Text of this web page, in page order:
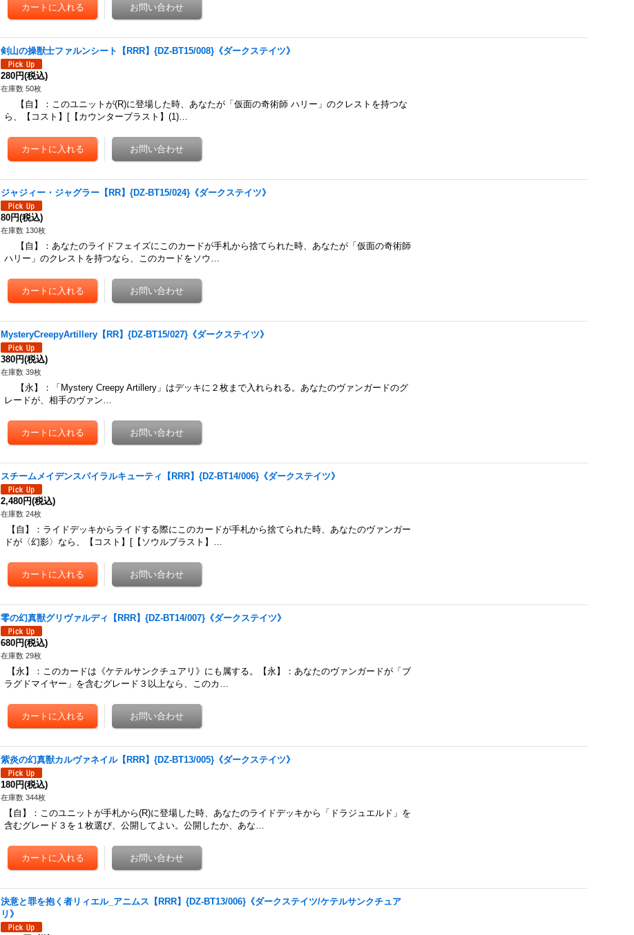
剣山の操獣士ファルンシート【RRR】{DZ-BT15/008}《ダークステイツ》
280円(税込)
在庫数 50枚
【自】：このユニットが(R)に登場した時、あなたが「仮面の奇術師 ハリー」のクレストを持つな
ら、【コスト】[【カウンターブラスト】(1)…
ジャジィー・ジャグラー【RR】{DZ-BT15/024}《ダークステイツ》
80円(税込)
在庫数 130枚
【自】：あなたのライドフェイズにこのカードが手札から捨てられた時、あなたが「仮面の奇術師
ハリー」のクレストを持つなら、このカードをソウ…
MysteryCreepyArtillery【RR】{DZ-BT15/027}《ダークステイツ》
380円(税込)
在庫数 39枚
【永】：「Mystery Creepy Artillery」はデッキに２枚まで入れられる。あなたのヴァンガードのグ
レードが、相手のヴァン…
スチームメイデンスパイラルキューティ【RRR】{DZ-BT14/006}《ダークステイツ》
2,480円(税込)
在庫数 24枚
【自】：ライドデッキからライドする際にこのカードが手札から捨てられた時、あなたのヴァンガー
ドが〈幻影〉なら、【コスト】[【ソウルブラスト】…
零の幻真獣グリヴァルディ【RRR】{DZ-BT14/007}《ダークステイツ》
680円(税込)
在庫数 29枚
【永】：このカードは《ケテルサンクチュアリ》にも属する。【永】：あなたのヴァンガードが「ブ
ラグドマイヤー」を含むグレード３以上なら、このカ…
紫炎の幻真獣カルヴァネイル【RRR】{DZ-BT13/005}《ダークステイツ》
180円(税込)
在庫数 344枚
【自】：このユニットが手札から(R)に登場した時、あなたのライドデッキから「ドラジュエルド」を
含むグレード３を１枚選び、公開してよい。公開したか、あな…
決意と罪を抱く者リィエル_アニムス【RRR】{DZ-BT13/006}《ダークステイツ/ケテルサンクチュア
リ》